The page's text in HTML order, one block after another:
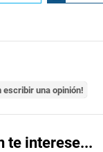
escribir una opinión!
te interese...